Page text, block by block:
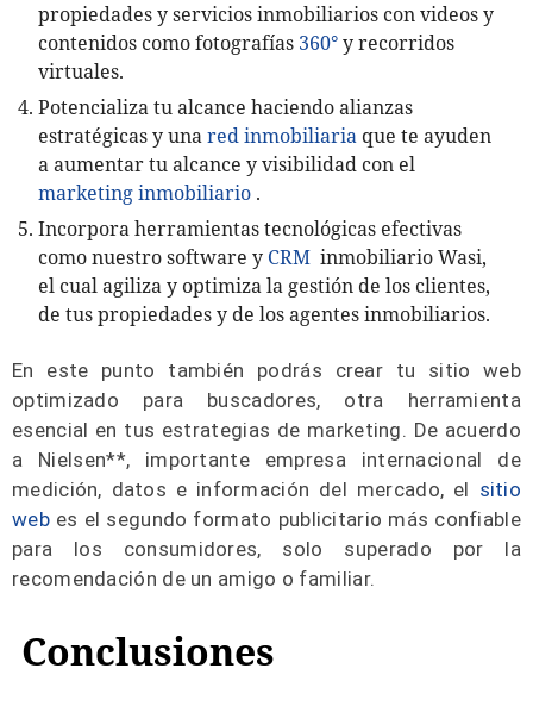
propiedades y servicios inmobiliarios con videos y
contenidos como fotografías 360°y recorridos
virtuales.
Potencializa tu alcance haciendo alianzas
estratégicas y unared inmobiliaria que te ayuden
a aumentar tu alcance y visibilidad con el
marketing inmobiliario .
Incorpora herramientas tecnológicas efectivas
como nuestro software y CRM inmobiliario Wasi,
el cual agiliza y optimiza la gestión de los clientes,
de tus propiedades y de los agentes inmobiliarios.
En este punto también podrás crear tu sitio web
optimizado para buscadores, otra herramienta
esencial en tus estrategias de marketing. De acuerdo
a Nielsen**, importante empresa internacional de
medición, datos e información del mercado, el sitio
webes el segundo formato publicitario más confiable
para los consumidores, solo superado por la
recomendación de un amigo o familiar.
Conclusiones